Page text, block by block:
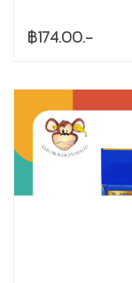
฿174.00.-